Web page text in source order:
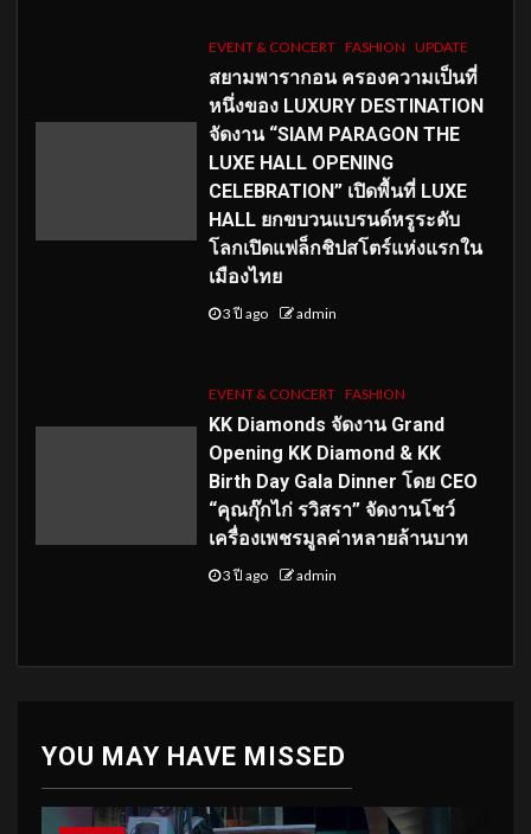
EVENT & CONCERT FASHION UPDATE
สยามพารากอน ครองความเป็นที่
หนึ่งของ LUXURY DESTINATION
จัดงาน “SIAM PARAGON THE
LUXE HALL OPENING
CELEBRATION” เปิดพื้นที่ LUXE
HALL ยกขบวนแบรนด์หรูระดับ
โลกเปิดแฟล็กชิปสโตร์แห่งแรกใน
เมืองไทย
3 ปี ago admin
EVENT & CONCERT FASHION
KK Diamonds จัดงาน Grand
Opening KK Diamond & KK
Birth Day Gala Dinner โดย CEO
“คุณกุ๊กไก่ รวิสรา” จัดงานโชว์
เครื่องเพชรมูลค่าหลายล้านบาท
3 ปี ago admin
YOU MAY HAVE MISSED